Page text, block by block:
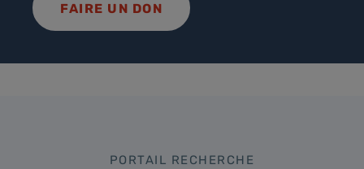
FAIRE UN DON
PORTAIL RECHERCHE